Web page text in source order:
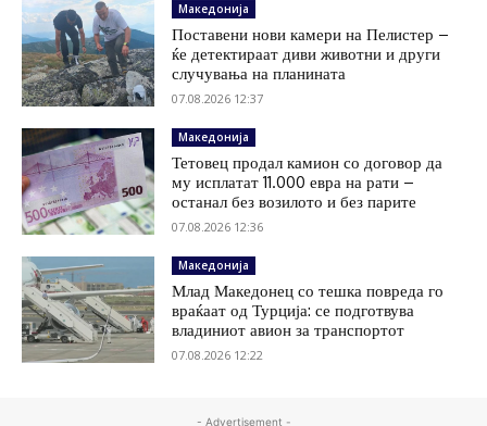
Македонија
Поставени нови камери на Пелистер –
ќе детектираат диви животни и други
случувања на планината
07.08.2026 12:37
Македонија
Тетовец продал камион со договор да
му исплатат 11.000 евра на рати –
останал без возилото и без парите
07.08.2026 12:36
Македонија
Млад Македонец со тешка повреда го
враќаат од Турција: се подготвува
владиниот авион за транспортот
07.08.2026 12:22
- Advertisement -